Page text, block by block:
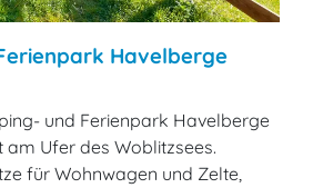
Havelberge
und Ferienpark Havelberge
am Ufer des Woblitzsees.
für Wohnwagen und Zelte,